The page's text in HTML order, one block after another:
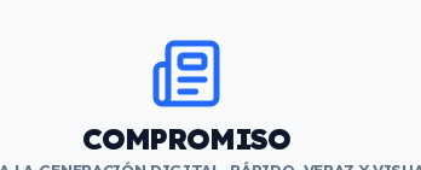
COMPROMISO